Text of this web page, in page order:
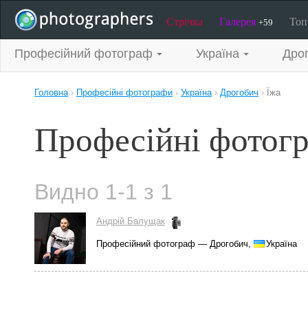
Стрічка Галерея +59
Професійний фотограф Україна
Головна› Професійні фотографи › Україна› Дрогобич › Їжа
Професійні
Видно 1-1 з 1
Андрій Балущак
Професійний фотограф — Дрогобич, Україна